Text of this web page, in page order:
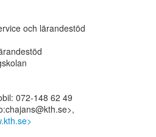
och lärandestöd
072-148 62 49